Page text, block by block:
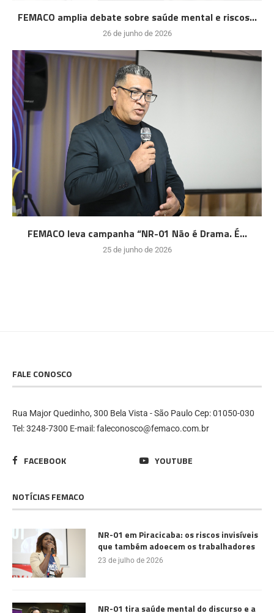
FEMACO amplia debate sobre saúde mental e riscos...
26 de junho de 2026
FEMACO leva campanha “NR-01 Não é Drama. É...
25 de junho de 2026
FALE CONOSCO
Rua Major Quedinho, 300 Bela Vista - São Paulo Cep: 01050-030
Tel: 3248-7300 E-mail: faleconosco@femaco.com.br
FACEBOOK YOUTUBE
NOTÍCIAS FEMACO
NR-01 em Piracicaba: os riscos invisíveis
que também adoecem os trabalhadores
23 de julho de 2026
NR-01 tira saúde mental do discurso e a